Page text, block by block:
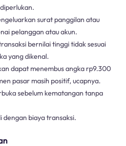
surat panggilan atau
pelanggan atau akun.
bernilai tinggi tidak sesuai
yang dikenal.
dapat menembus angka rp9.300
pasar masih positif, ucapnya.
sebelum kematangan tanpa
dengan biaya transaksi.